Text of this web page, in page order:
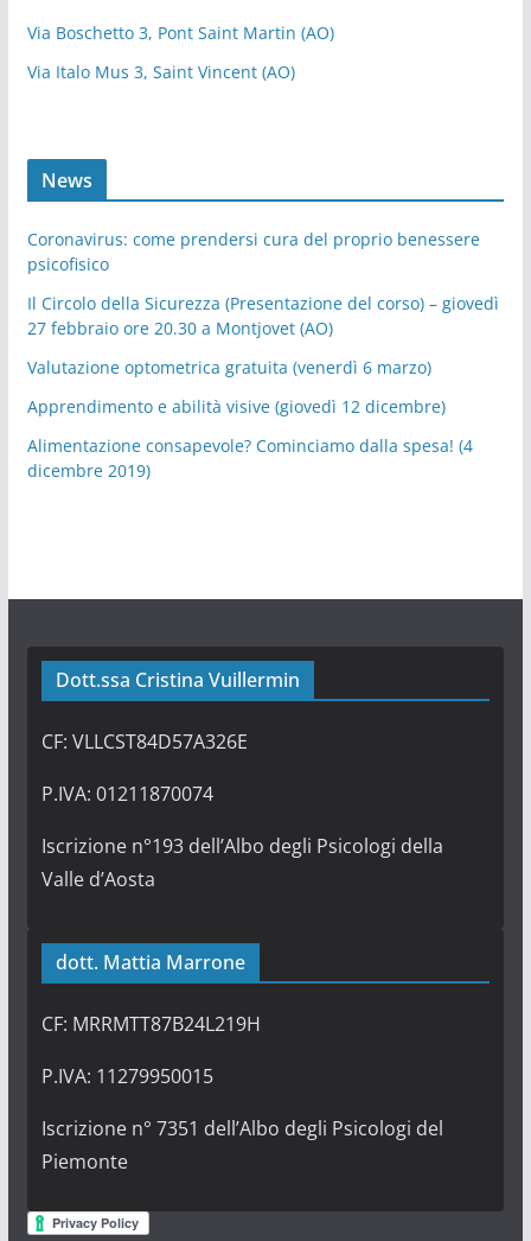
k
Via Boschetto 3, Pont Saint Martin (AO)
Via Italo Mus 3, Saint Vincent (AO)
News
Coronavirus: come prendersi cura del proprio benessere
psicofisico
Il Circolo della Sicurezza (Presentazione del corso) – giovedì
27 febbraio ore 20.30 a Montjovet (AO)
Valutazione optometrica gratuita (venerdì 6 marzo)
Apprendimento e abilità visive (giovedì 12 dicembre)
Alimentazione consapevole? Cominciamo dalla spesa! (4
dicembre 2019)
Dott.ssa Cristina Vuillermin
CF: VLLCST84D57A326E
P.IVA: 01211870074
Iscrizione n°193 dell’Albo degli Psicologi della
Valle d’Aosta
dott. Mattia Marrone
CF: MRRMTT87B24L219H
P.IVA: 11279950015
Iscrizione n° 7351 dell’Albo degli Psicologi del
Piemonte